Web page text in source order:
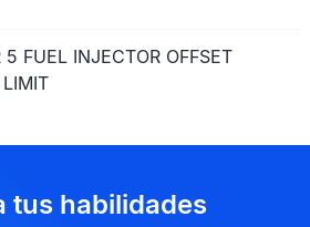
FUEL INJECTOR OFFSET
tus habilidades